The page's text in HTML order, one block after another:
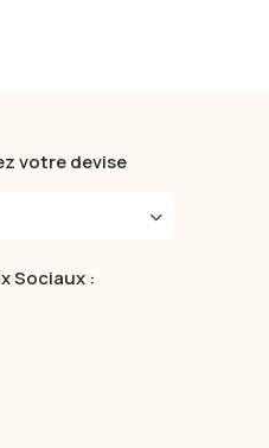
votre devise
Sociaux :